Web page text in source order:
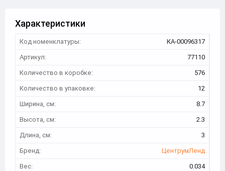
Характеристики
Код номенклатуры:
КА-00096317
Артикул:
77110
Количество в коробке:
576
Количество в упаковке:
12
Ширина, см:
8.7
Высота, см:
2.3
Длина, см:
3
Бренд:
ЦентрумЛенд
Вес:
0.034